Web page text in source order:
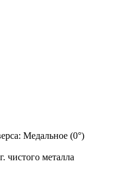
Медальное (0°)
чистого металла